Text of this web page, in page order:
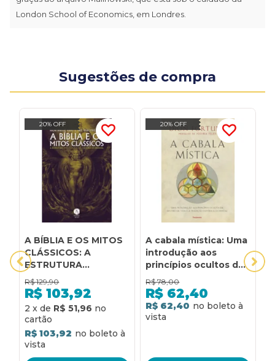
London School of Economics, em Londres.
Sugestões de compra
20% OFF
A BÍBLIA E OS MITOS
CLÁSSICOS: A
ESTRUTURA
MITOLÓGICA DA
CULTURA OCIDENTAL
R$ 129,90
R$ 103,92
2 x de R$ 51,96
R$ 103,92
20% OFF
A cabala mística: Uma
introdução aos
princípios ocultos da
árvore da vida e à
tradição esotérica
ocidental
R$ 78,00
R$ 62,40
R$ 62,40